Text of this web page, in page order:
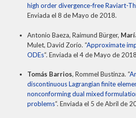
high order divergence-free Raviart-
Enviada el 8 de Mayo de 2018.
Antonio Baeza, Raimund Bürger,
Mulet, David Zorío. “Approximate
ODEs“. Enviada el 4 de Mayo de
Tomás Barrios, Rommel Bustinza. “
discontinuous Lagrangian finite
nonconforming dual mixed
problems“. Enviada el 5 de Abril de